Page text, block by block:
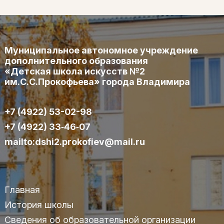
Муниципальное автономное учреждение
дополнительного образования
«Детская школа искусств №2
им.С.С.Прокофьева» города Владимира
+7 (4922) 53-02-98
+7 (4922) 33‑46‑07
mailto:dshi2.prokofiev@mail.ru
Главная
История школы
Сведения об образовательной организации